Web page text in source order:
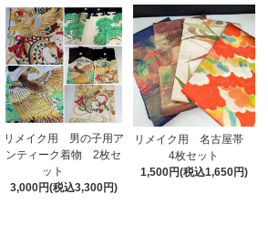
リメイク用 男の子用ア
ンティーク着物 2枚セ
ット
3,000円(税込3,300円)
リメイク用 名古屋帯
4枚セット
1,500円(税込1,650円)